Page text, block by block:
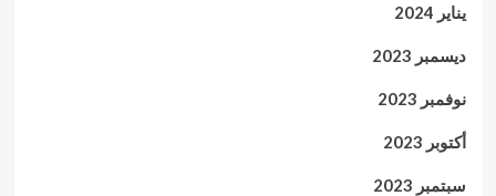
يناير 2024
ديسمبر 2023
نوفمبر 2023
أكتوبر 2023
سبتمبر 2023